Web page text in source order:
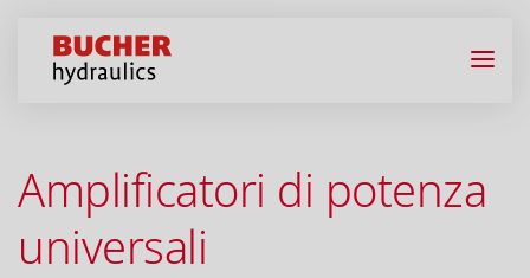
Amplificatori di potenza
universali